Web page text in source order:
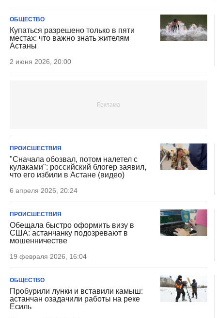
ОБЩЕСТВО
Купаться разрешено только в пяти
местах: что важно знать жителям
Астаны
2 июня 2026, 20:00
ПРОИСШЕСТВИЯ
"Сначала обозвал, потом налетел с
кулаками": российский блогер заявил,
что его избили в Астане (видео)
6 апреля 2026, 20:24
ПРОИСШЕСТВИЯ
Обещала быстро оформить визу в
США: астанчанку подозревают в
мошенничестве
19 февраля 2026, 16:04
ОБЩЕСТВО
Пробурили лунки и вставили камыш:
астанчан озадачили работы на реке
Есиль